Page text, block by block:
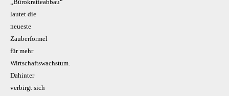
„Bürokratieabbau“
lautet die
neueste
Zauberformel
für mehr
Wirtschaftswachstum.
Dahinter
verbirgt sich